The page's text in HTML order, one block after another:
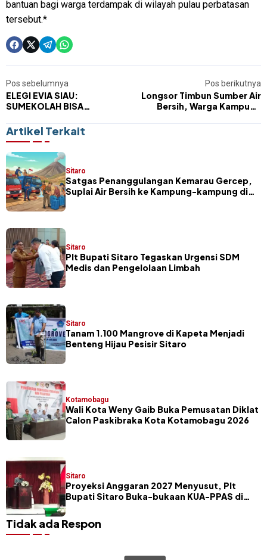
bantuan bagi warga terdampak di wilayah pulau perbatasan
tersebut.*
Pos sebelumnya
ELEGI EVIA SIAU:
SUMEKOLAH BISA
Pos berikutnya
Longsor Timbun Sumber Air
Bersih, Warga Kampung
Air Minum
Artikel Terkait
Sitaro
Satgas Penanggulangan Kemarau Gercep,
Suplai Air Bersih ke Kampung-kampung di
Sitaro
​Plt Bupati Sitaro Tegaskan Urgensi SDM
Medis dan Pengelolaan Limbah
Sitaro
Tanam 1.100 Mangrove di Kapeta Menjadi
Benteng Hijau Pesisir Sitaro
Kotamobagu
Wali Kota Weny Gaib Buka Pemusatan Diklat
Calon Paskibraka Kota Kotamobagu 2026
Sitaro
Proyeksi Anggaran 2027 Menyusut, Plt
Bupati Sitaro Buka-bukaan KUA-PPAS di
Tidak ada Respon